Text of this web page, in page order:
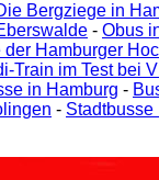
Bergziege in
- Obus
Hamburger
Train im Test bei
in Hamburg -
-